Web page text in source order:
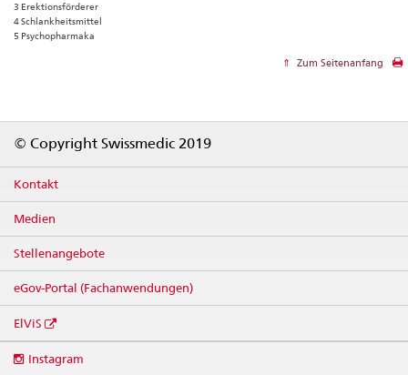
3 Erektionsförderer
4 Schlankheitsmittel
5 Psychopharmaka
Zum Seitenanfang
© Copyright Swissmedic 2019
Kontakt
Medien
Stellenangebote
eGov-Portal (Fachanwendungen)
ElViS
media
Instagram